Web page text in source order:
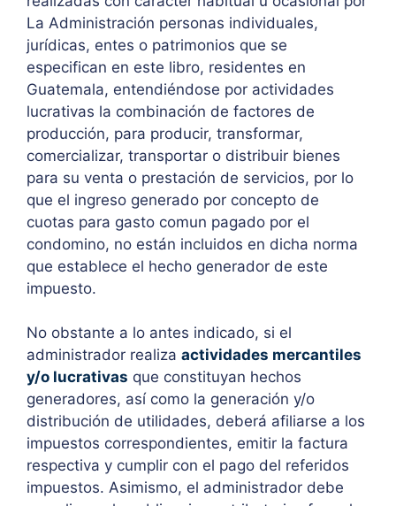
La Administración personas individuales,
jurídicas, entes o patrimonios que se
especifican en este libro, residentes en
Guatemala, entendiéndose por actividades
lucrativas la combinación de factores de
producción, para producir, transformar,
comercializar, transportar o distribuir bienes
para su venta o prestación de servicios, por lo
que el ingreso generado por concepto de
cuotas para gasto comun pagado por el
condomino, no están incluidos en dicha norma
que establece el hecho generador de este
impuesto.
No obstante a lo antes indicado, si el
administrador realiza actividades mercantiles
y/o lucrativas que constituyan hechos
generadores, así como la generación y/o
distribución de utilidades, deberá afiliarse a los
impuestos correspondientes, emitir la factura
respectiva y cumplir con el pago del referidos
impuestos. Asimismo, el administrador debe